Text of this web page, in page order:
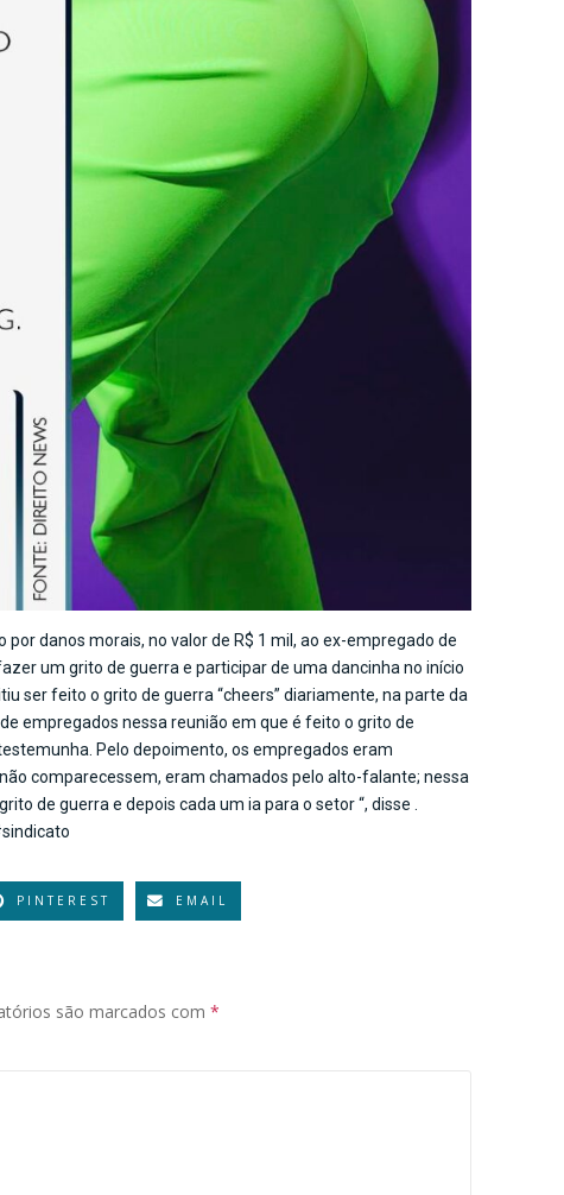
danos morais, no valor de R$ 1 mil, ao ex-empregado de
um grito de guerra e participar de uma dancinha no início
ser feito o grito de guerra “cheers” diariamente, na parte da
empregados nessa reunião em que é feito o grito de
Pelo depoimento, os empregados eram
comparecessem, eram chamados pelo alto-falante; nessa
de guerra e depois cada um ia para o setor “, disse .
PINTEREST EMAIL
são marcados com *